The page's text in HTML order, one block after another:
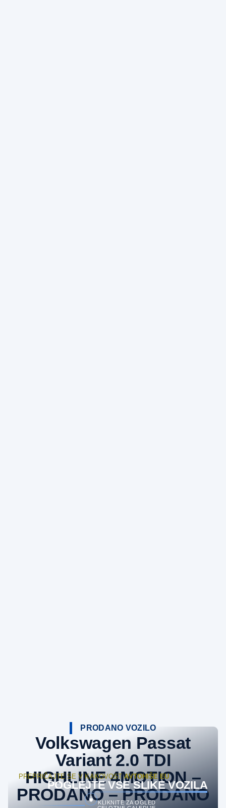
PRODANO VOZILO
Volkswagen Passat
Variant 2.0 TDI
HIGHLINE 4MOTION –
PRODANO – PRODANO
PREPRIČAJTE SE V KAKOVOSTAVTOHIŠE EU
POGLEJTE VSE SLIKE VOZILA
KLIKNITE ZA OGLED